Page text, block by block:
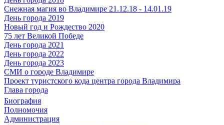
Снежная магия во Владимире 21.12.18 - 14.01.19
День города 2019
Новый год и Рождество 2020
75 лет Великой Победе
День города 2021
День города 2022
День города 2023
СМИ о городе Владимире
Проект туристского кода центра города Владимира
Глава города
Биография
Полномочия
Администрация